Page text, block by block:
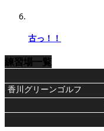
古っ！！
練習場一覧
香川グリーンゴルフ